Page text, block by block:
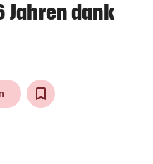
arrow_right
Jahren dank